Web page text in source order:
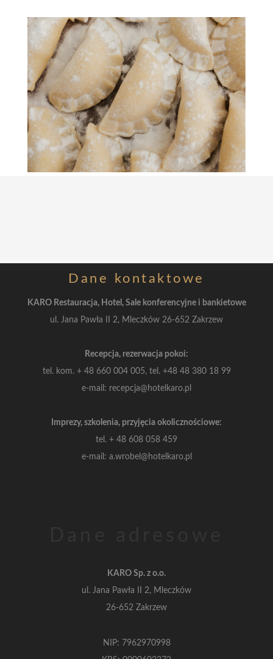
Dane kontaktowe
KARO Restauracja, Hotel, Sale konferencyjne i bankietowe
ul. Jana Pawła II 2, Mleczków 26-652 Zakrzew
Recepcja, rezerwacja pokoi:
tel. kom. + 48 660 004 005, tel. +48 48 380 18 99
e-mail: recepcja@hotelkaro.pl
Imprezy, szkolenia, przyjęcia okolicznościowe:
tel. + 48 608 058 459
e-mail: a.wrobel@hotelkaro.pl
KARO Sp. z o.o.
ul. Jana Pawła II 2, Mleczków
26-652 Zakrzew
NIP: 7962970998